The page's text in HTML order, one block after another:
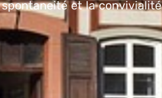
spontaneité et la convivialité